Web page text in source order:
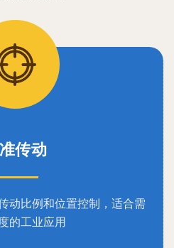
传动
动比例和位置控制，适合需
的工业应用